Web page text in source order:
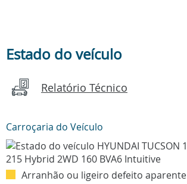
Estado do veículo
Relatório Técnico
Carroçaria do Veículo
Arranhão ou ligeiro defeito aparente